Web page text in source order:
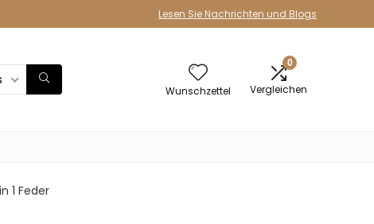
Lesen Sie Nachrichten und Blogs
Wunschzettel
0
Vergleichen
1 Feder